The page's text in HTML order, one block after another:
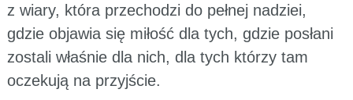
z wiary, która przechodzi do pełnej nadziei,
gdzie objawia się miłość dla tych, gdzie posłani
zostali właśnie dla nich, dla tych którzy tam
oczekują na przyjście.